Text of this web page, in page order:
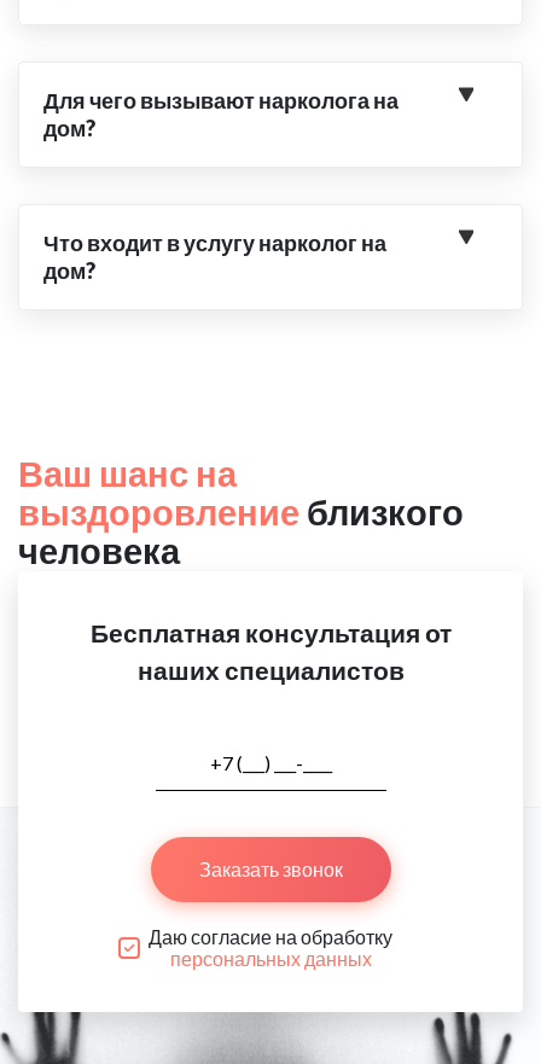
Для чего вызывают нарколога на
дом?
Что входит в услугу нарколог на
дом?
Ваш шанс на
выздоровление близкого
человека
Бесплатная консультация от
наших специалистов
Заказать звонок
Даю согласие на обработку
персональных данных